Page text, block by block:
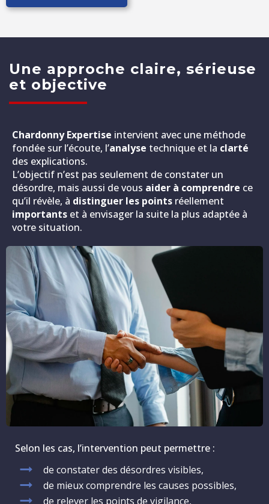
Une approche claire, sérieuse
et objective
Chardonny Expertise intervient avec une méthode
fondée sur l’écoute, l’analyse technique et la clarté
des explications.
L’objectif n’est pas seulement de constater un
désordre, mais aussi de vous aider à comprendre ce
qu’il révèle, à distinguer les points réellement
importants et à envisager la suite la plus adaptée à
votre situation.
Selon les cas, l’intervention peut permettre :
de constater des désordres visibles,
de mieux comprendre les causes possibles,
de relever les points de vigilance,